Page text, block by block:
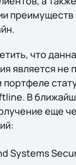
что
является не
В
еще
Systems